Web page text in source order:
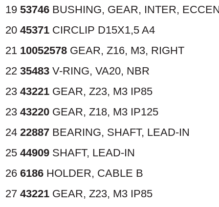
19 53746 BUSHING, GEAR, INTER,
20 45371 CIRCLIP D15X1,5 A4
21 10052578 GEAR, Z16, M3, RIGHT
22 35483 V-RING, VA20, NBR
23 43221 GEAR, Z23, M3 IP85
23 43220 GEAR, Z18, M3 IP125
24 22887 BEARING, SHAFT, LEAD-IN
25 44909 SHAFT, LEAD-IN
26 6186 HOLDER, CABLE B
27 43221 GEAR, Z23, M3 IP85